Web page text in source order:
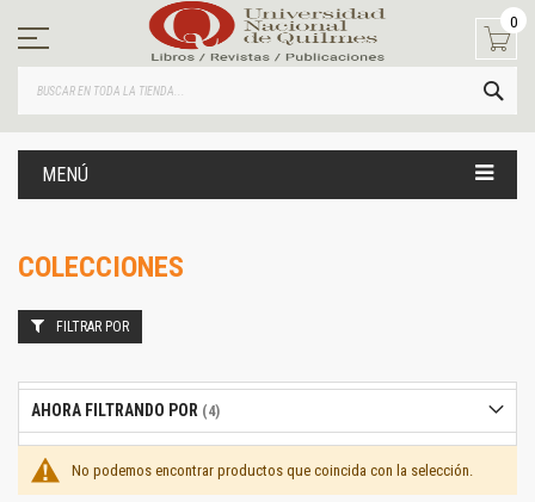
contenido
0
MENÚ
COLECCIONES
No podemos encontrar productos que coincida con la selección.
FILTRAR POR
AHORA FILTRANDO POR